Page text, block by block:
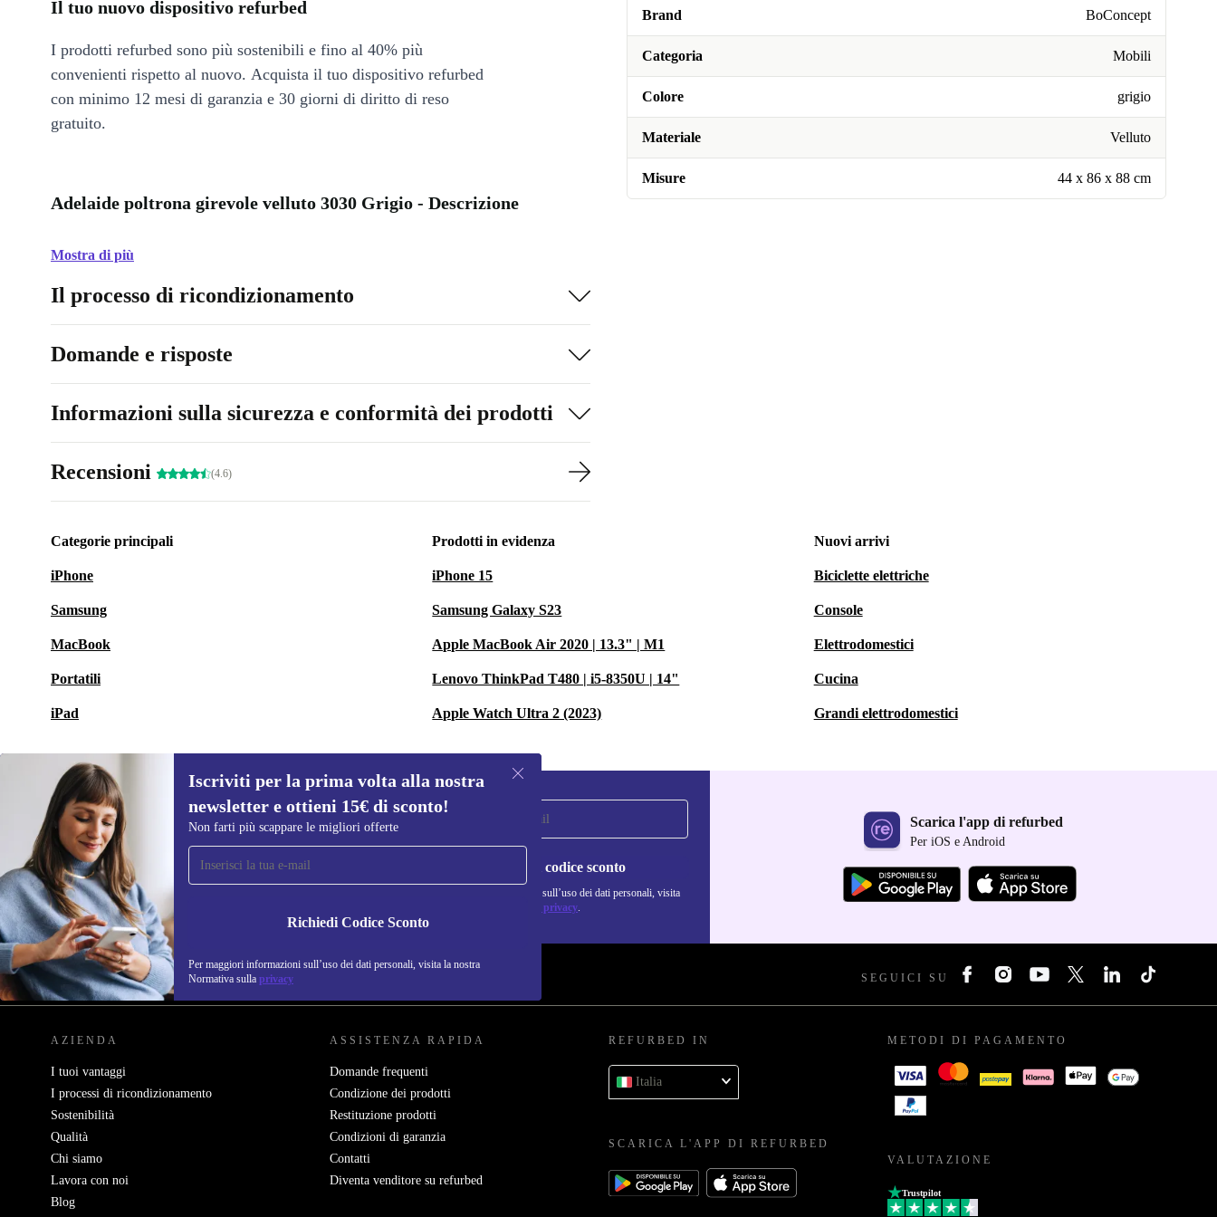
Brand BoConcept
Categoria Mobili
Colore grigio
Materiale Velluto
Misure 44 x 86 x 88 cm
Il tuo nuovo dispositivo refurbed
I prodotti refurbed sono più sostenibili e fino al 40% più
convenienti rispetto al nuovo. Acquista il tuo dispositivo refurbed
con minimo 12 mesi di garanzia e 30 giorni di diritto di reso
gratuito.
Adelaide poltrona girevole velluto 3030 Grigio - Descrizione
Mostra di più
Il processo di ricondizionamento
Domande e risposte
Informazioni sulla sicurezza e conformità dei prodotti
Recensioni (4.6)
Categorie principali
iPhone
Samsung
MacBook
Portatili
iPad
Prodotti in evidenza
iPhone 15
Samsung Galaxy S23
Apple MacBook Air 2020 | 13.3" | M1
Lenovo ThinkPad T480 | i5-8350U | 14"
Apple Watch Ultra 2 (2023)
Nuovi arrivi
Biciclette elettriche
Console
Elettrodomestici
Cucina
Grandi elettrodomestici
Iscriviti per la prima volta alla nostra
newsletter e ottieni 15€ di sconto!
Non farti più scappare le migliori offerte
Richiedi Codice Sconto
Per maggiori informazioni sull’uso dei dati personali, visita la nostra
Normativa sulla privacy
Iscriviti per la prima volta alla nostra
newsletter e ottieni 15€ di sconto!
Non farti più scappare le migliori offerte.
Richiedi codice sconto
Per maggiori informazioni sull’uso dei dati personali, visita
Normativa sulla privacy.
Scarica l'app di refurbed
Per iOS e Android
REFURBED ITALIA - RETHINK NEW. SEGUICI SU
AZIENDA
I tuoi vantaggi
I processi di ricondizionamento
Sostenibilità
Qualità
Chi siamo
Lavora con noi
Blog
ASSISTENZA RAPIDA
Domande frequenti
Condizione dei prodotti
Restituzione prodotti
Condizioni di garanzia
Contatti
Diventa venditore su refurbed
REFURBED IN
Italia
SCARICA L'APP DI REFURBED
METODI DI PAGAMENTO
VALUTAZIONE
Trustpilot